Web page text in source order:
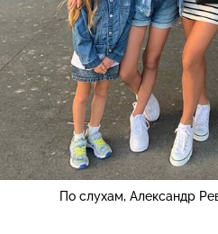
По слухам, Александр